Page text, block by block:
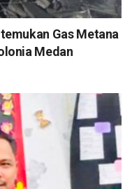
Gas Metana
Medan